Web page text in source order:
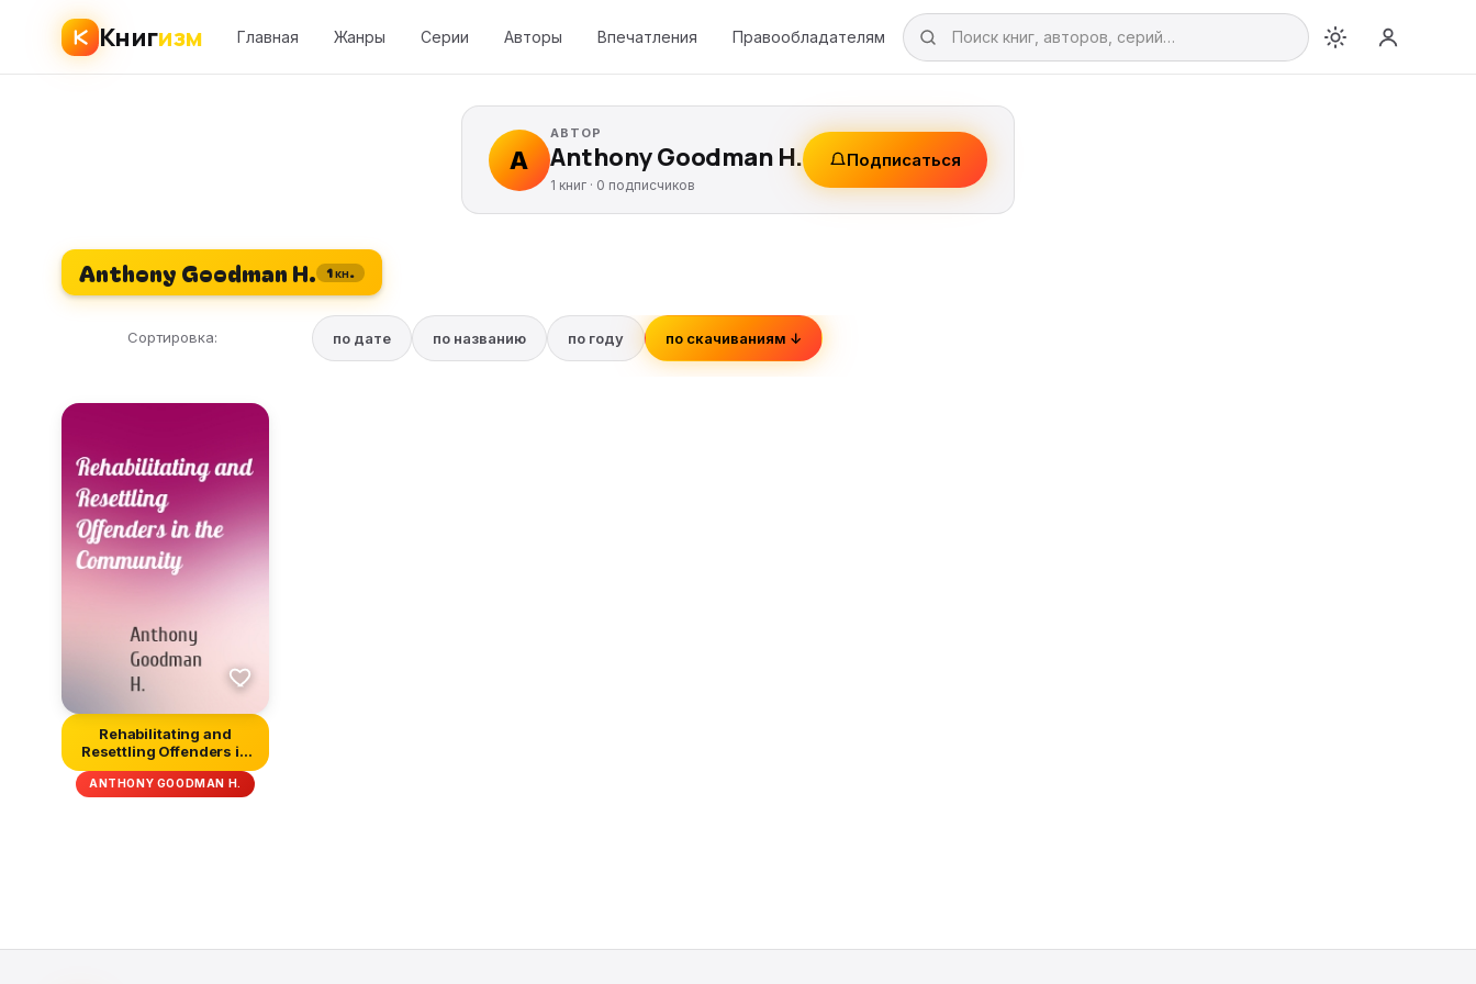
Книгизм Главная Жанры Серии Авторы Впечатления Правообладателям
A
АВТОР
Anthony Goodman H.
1 книг · 0 подписчиков
Подписаться
Anthony Goodman H. 1 кн.
Сортировка: по дате по названию по году по скачиваниям ↓
Rehabilitating and
Resettling Offenders in
the Com...
ANTHONY GOODMAN H.